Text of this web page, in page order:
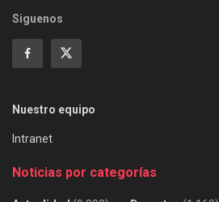
Siguenos
Nuestro equipo
Intranet
Noticias por categorías